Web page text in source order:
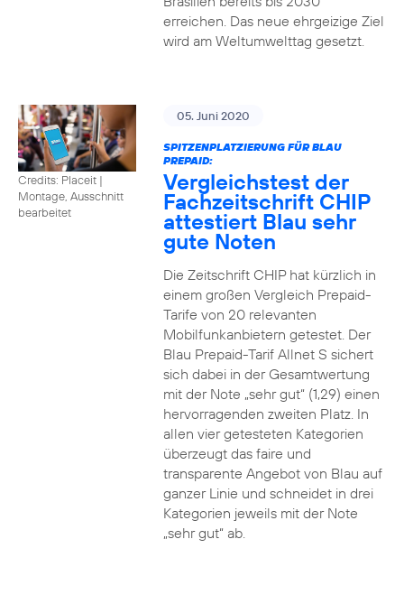
erreichen. Das neue ehrgeizige Ziel
wird am Weltumwelttag gesetzt.
Credits: Placeit |
Montage, Ausschnitt
bearbeitet
05. Juni 2020
SPITZENPLATZIERUNG FÜR BLAU
PREPAID:
Vergleichstest der
Fachzeitschrift CHIP
attestiert Blau sehr
gute Noten
Die Zeitschrift CHIP hat kürzlich in
einem großen Vergleich Prepaid-
Tarife von 20 relevanten
Mobilfunkanbietern getestet. Der
Blau Prepaid-Tarif Allnet S sichert
sich dabei in der Gesamtwertung
mit der Note „sehr gut“ (1,29) einen
hervorragenden zweiten Platz. In
allen vier getesteten Kategorien
überzeugt das faire und
transparente Angebot von Blau auf
ganzer Linie und schneidet in drei
Kategorien jeweils mit der Note
„sehr gut“ ab.